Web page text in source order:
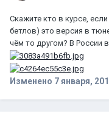
Скажите кто в курсе,
бетлов) это версия в
чём то другом? В России
Изменено 7 января,